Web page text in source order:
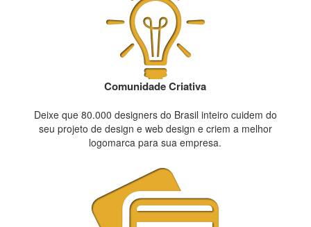
Comunidade Criativa
Deixe que 80.000 designers do Brasil inteiro cuidem do
seu projeto de design e web design e criem a melhor
logomarca para sua empresa.